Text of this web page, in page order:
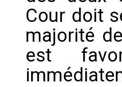
Cour doit
majorité
est